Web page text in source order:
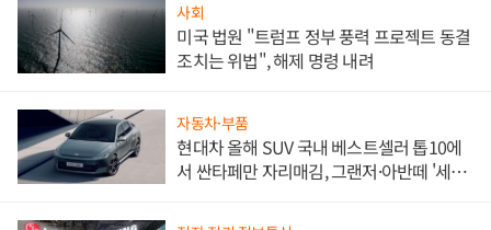
사회
미국 법원 "트럼프 정부 풍력 프로젝트 동결
조치는 위법", 해제 명령 내려
자동차·부품
현대차 올해 SUV 국내 베스트셀러 톱10에
서 싼타페만 자리매김, 그랜저·아반떼 '세단